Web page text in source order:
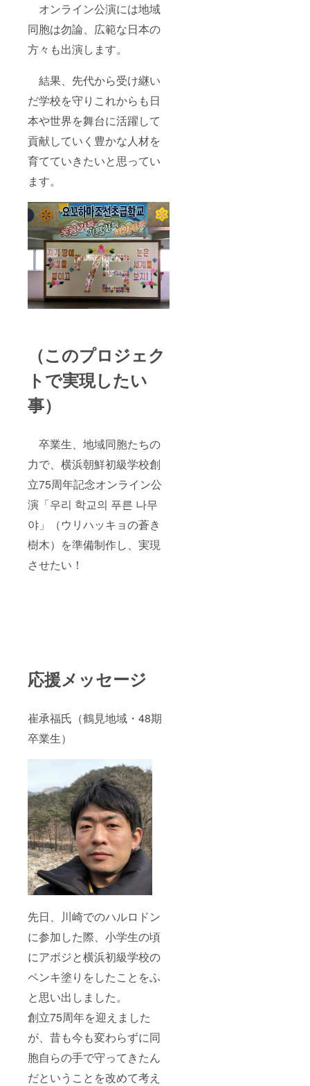
オンライン公演には地域
同胞は勿論、広範な日本の
方々も出演します。
結果、先代から受け継い
だ学校を守りこれからも日
本や世界を舞台に活躍して
貢献していく豊かな人材を
育てていきたいと思ってい
ます。
（このプロジェク
トで実現したい
事）
卒業生、地域同胞たちの
力で、横浜朝鮮初級学校創
立75周年記念オンライン公
演「우리 학교의 푸른 나무
야」（ウリハッキョの蒼き
樹木）を準備制作し、実現
させたい！
応援メッセージ
崔承福氏（鶴見地域・48期
卒業生）
先日、川崎でのハルロドン
に参加した際、小学生の頃
にアボジと横浜初級学校の
ペンキ塗りをしたことをふ
と思い出しました。
創立75周年を迎えました
が、昔も今も変わらずに同
胞自らの手で守ってきたん
だということを改めて考え